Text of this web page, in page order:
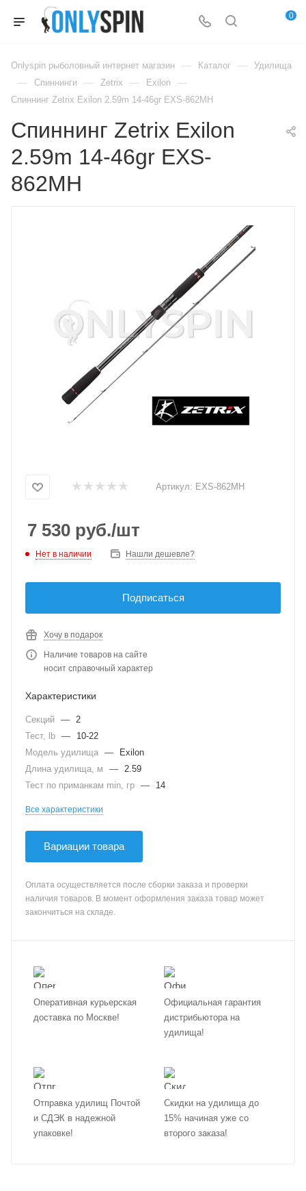
0
Onlyspin рыболовный интернет магазин — Каталог — Удилища
— Спиннинги — Zetrix — Exilon —
Спиннинг Zetrix Exilon 2.59m 14-46gr EXS-862MH
Спиннинг Zetrix Exilon
2.59m 14-46gr EXS-
862MH
Артикул: EXS-862MH
7 530 руб./шт
Нет в наличии Нашли дешевле?
Подписаться
Хочу в подарок
Наличие товаров на сайте
носит справочный характер
Характеристики
Секций — 2
Тест, lb —
10-22
Модель удилища —
Exilon
Длина удилища, м
— 2.59
Тест по приманкам min, гр — 14
Все характеристики
Вариации товара
Оплата осуществляется после сборки заказа и проверки
наличия товаров. В момент оформления заказа товар может
закончиться на складе.
Оперативная курьерская
доставка по Москве!
Официальная гарантия
дистрибьютора на
удилища!
Отправка удилищ Почтой
и СДЭК в надежной
упаковке!
Скидки на удилища до
15% начиная уже со
второго заказа!